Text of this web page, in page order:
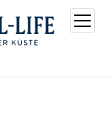
Menü
öffnen